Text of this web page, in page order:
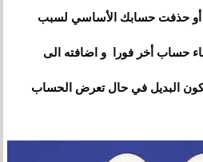
حذفت حسابك الأساسي لسبب
حساب أخر فورا و اضافته الى
البديل في حال تعرض الحساب